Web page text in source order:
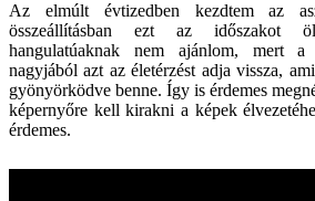
Az elmúlt évtizedben kezdtem az
összeállításban ezt az időszakot
hangulatúaknak nem ajánlom, mert
nagyjából azt az életérzést adja vissza,
gyönyörködve benne. Így is érdemes
képernyőre kell kirakni a képek
érdemes.